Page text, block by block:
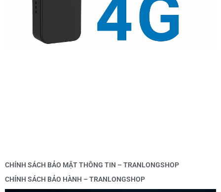
CHÍNH SÁCH BẢO MẬT THÔNG TIN – TRANLONGSHOP
CHÍNH SÁCH BẢO HÀNH – TRANLONGSHOP